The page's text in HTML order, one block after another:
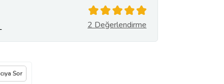
2 Değerlendirme
Sor